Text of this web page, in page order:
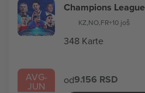
AVG-
JUN
Champions League
KZ,NO,FR+10 još
348 Karte
od9.156 RSD